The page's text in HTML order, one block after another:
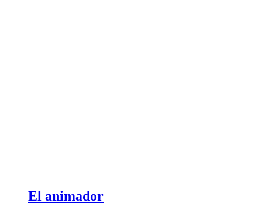
El animador